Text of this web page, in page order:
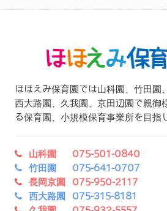
ほほえみ保育園では山科園、竹田園
西大路園、久我園、京田辺園で親御
る保育園、小規模保育事業所を目指
山科園 075-501-0840
竹田園 075-641-0707
長岡京園 075-950-2117
西大路園 075-315-8181